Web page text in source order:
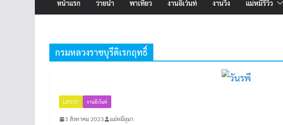
หน้าแรก ว่ายน้ำ พาเที่ยว งานอีเว้นท์ งานวิ่ง แม่หมีรีวิว
กรมหลวงราชบุรีดิเรกฤทธิ์
LATEST งานอีเว้นท์
3 สิงหาคม 2023 แม่หมีอุมา